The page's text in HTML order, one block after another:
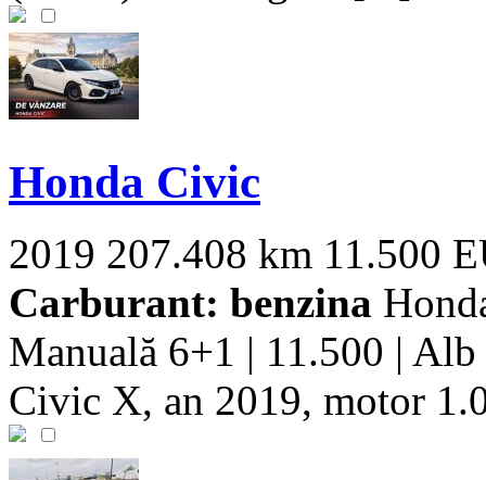
Honda Civic
2019 207.408 km 11.500
Carburant: benzina
Manuală 6+1 | 11.500 |
Civic X, an 2019, motor